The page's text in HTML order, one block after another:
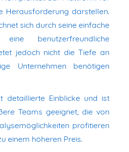
Herausforderung darstellen.
sich durch seine einfache
benutzerfreundliche
jedoch nicht die Tiefe an
Unternehmen benötigen
detaillierte Einblicke und ist
Teams geeignet, die von
profitieren
einem höheren Preis.